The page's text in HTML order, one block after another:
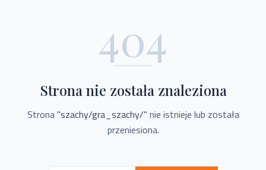
404
Strona nie została znaleziona
Strona"szachy/gra_szachy/" nie istnieje lub została
przeniesiona.